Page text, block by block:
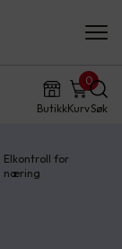
ButikkKurv
0
Søk
Elkontroll for
næring